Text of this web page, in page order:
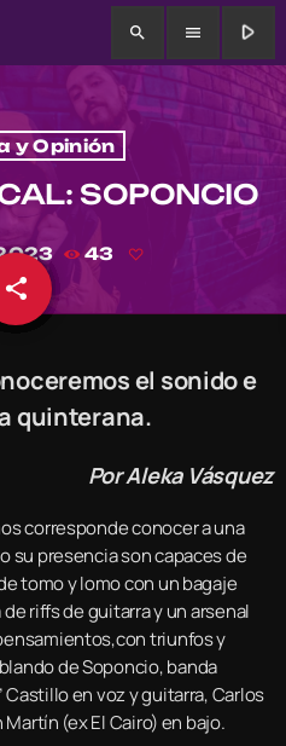
search menu play_arrow
y Opinión
SOPONCIO
43
share
email
el sonido e
quinterana.
Por Aleka Vásquez
corresponde conocer a una
su presencia son capaces de
tomo y lomo con un bagaje
riffs de guitarra y un arsenal
triunfos y
de Soponcio, banda
Castillo en voz y guitarra, Carlos
(ex El Cairo) en bajo.